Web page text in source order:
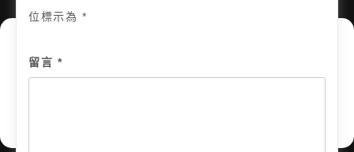
位標示為 *
留言 *
Copyright © 2025, All Rights Reserved.